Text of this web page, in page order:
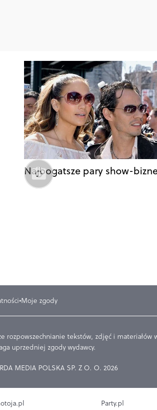
Najbogatsze pary show-
Moje zgody
rozpowszechnianie tekstów, zdjęć i
uprzedniej zgody wydawcy.
MEDIA POLSKA SP. Z O. O. 2026
Party.pl